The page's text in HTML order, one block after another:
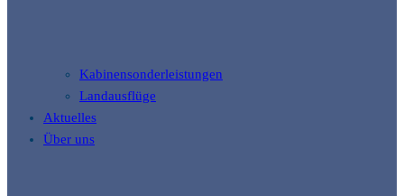
Kabinensonderleistungen
Landausflüge
Aktuelles
Über uns